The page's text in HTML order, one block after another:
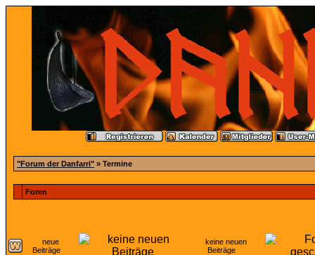
"Forum der Danfarri" » Termine
Foren
neue
Beiträge
keine neuen
Beiträge